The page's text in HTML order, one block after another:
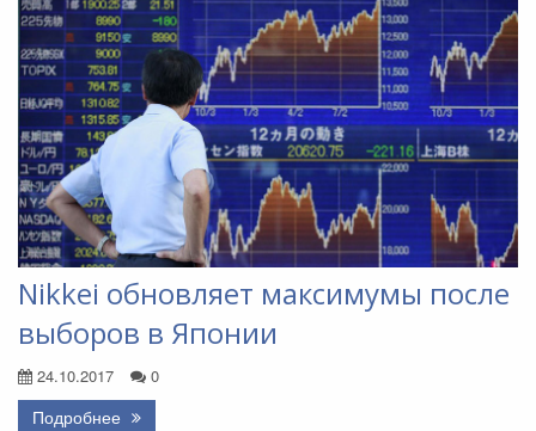
Nikkei обновляет максимумы после
выборов в Японии
24.10.2017 0
Подробнее